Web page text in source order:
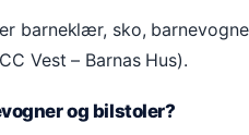
barneklær, sko,
Vest – Barnas Hus).
og bilstoler?